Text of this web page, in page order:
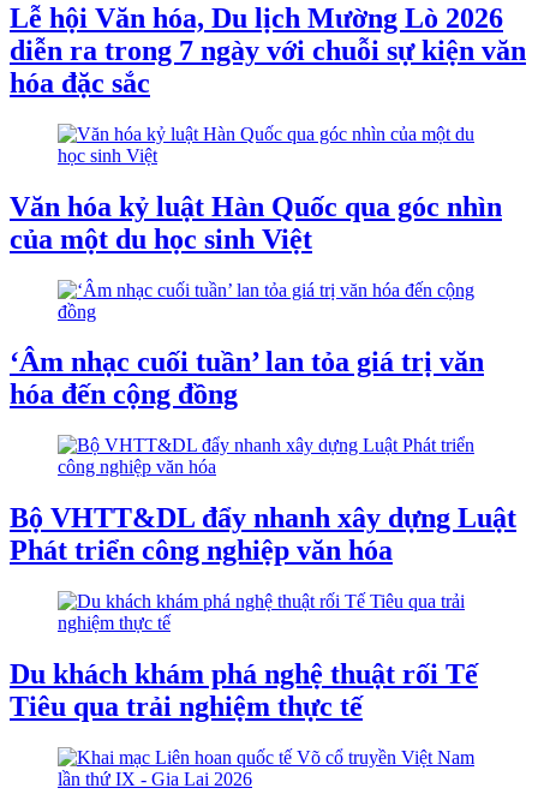
Lễ hội Văn hóa, Du lịch Mường Lò 2026
diễn ra trong 7 ngày với chuỗi sự kiện văn
hóa đặc sắc
Văn hóa kỷ luật Hàn Quốc qua góc nhìn
của một du học sinh Việt
‘Âm nhạc cuối tuần’ lan tỏa giá trị văn
hóa đến cộng đồng
Bộ VHTT&DL đẩy nhanh xây dựng Luật
Phát triển công nghiệp văn hóa
Du khách khám phá nghệ thuật rối Tế
Tiêu qua trải nghiệm thực tế